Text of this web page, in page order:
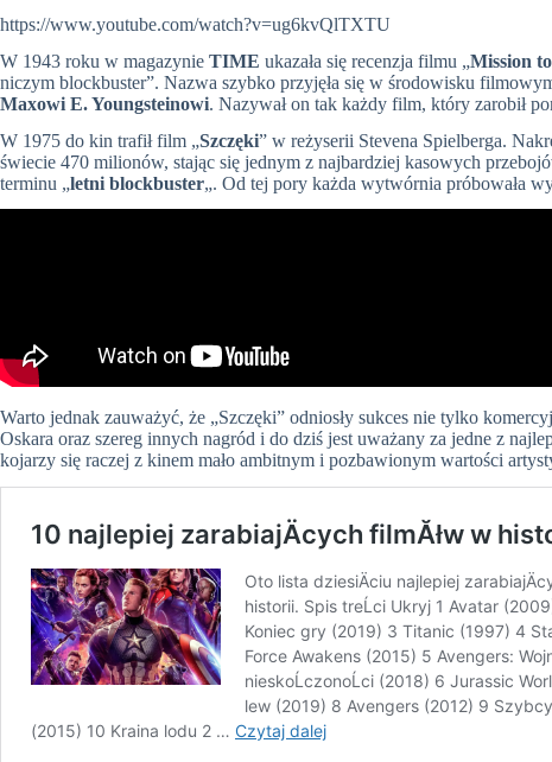
https://www.youtube.com/watch?v=ug6kvQlTXTU
W 1943 roku w magazynie TIME ukazała się recenzja filmu „Mission
niczym blockbuster”. Nazwa szybko przyjęła się w środowisku
Maxowi E. Youngsteinowi. Nazywał on tak każdy film, który zarobił
W 1975 do kin trafił film „Szczęki” w reżyserii Stevena Spielberga.
świecie 470 milionów, stając się jednym z najbardziej kasowych
terminu „letni blockbuster„. Od tej pory każda wytwórnia próbowała
Warto jednak zauważyć, że „Szczęki” odniosły sukces nie tylko
Oskara oraz szereg innych nagród i do dziś jest uważany za jedne z
kojarzy się raczej z kinem mało ambitnym i pozbawionym wartości